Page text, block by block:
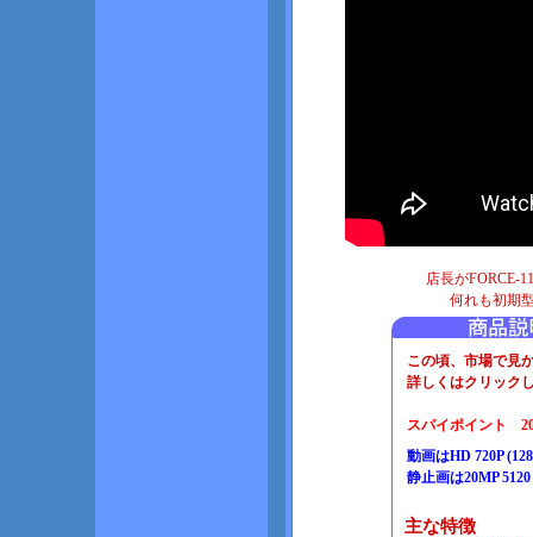
店長がFORCE-
何れも初期
この頃、市場で見
詳しくはクリック
スパイポイント
動画はHD 720P
静止画は20MP
主な特徴